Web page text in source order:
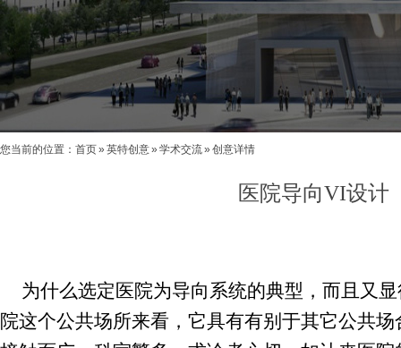
您当前的位置： 首页» 英特创意» 学术交流» 创意详情
医院导向VI设计
为什么选定医院为导向系统的典型，而且又
院这个公共场所来看，它具有有别于其它公共